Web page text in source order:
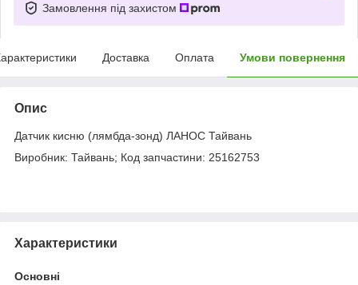
Замовлення під захистом
Доставка Оплата Умови повернення
Опис
Датчик кисню (лямбда-зонд) ЛАНОС Тайвань
Виробник: Тайвань; Код запчастини: 25162753
Характеристики
Основні